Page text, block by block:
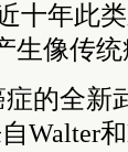
十年此
生像传
症的全新
Walter